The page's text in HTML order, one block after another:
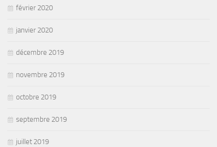
février 2020
janvier 2020
décembre 2019
novembre 2019
octobre 2019
septembre 2019
juillet 2019